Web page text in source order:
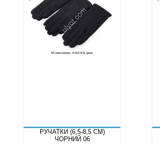
РУЧАТКИ (6,5-8,5 СМ)
ЧОРНИЙ 06